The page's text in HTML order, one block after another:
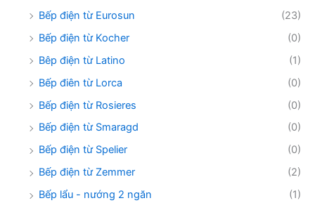
Bếp điện từ Eurosun
(23)
Bếp điện từ Kocher
(0)
Bêp điện từ Latino
(1)
Bếp điên từ Lorca
(0)
Bếp điện từ Rosieres
(0)
Bếp điện từ Smaragd
(0)
Bếp điện từ Spelier
(0)
Bếp điện từ Zemmer
(2)
Bếp lẩu - nướng 2 ngăn
(1)